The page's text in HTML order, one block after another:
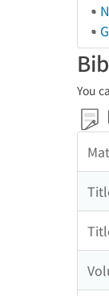
You